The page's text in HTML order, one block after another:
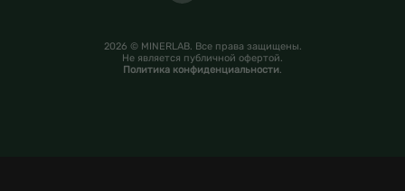
2026 © MINERLAB. Все права защищены.
Не является публичной офертой.
Политика конфиденциальности.